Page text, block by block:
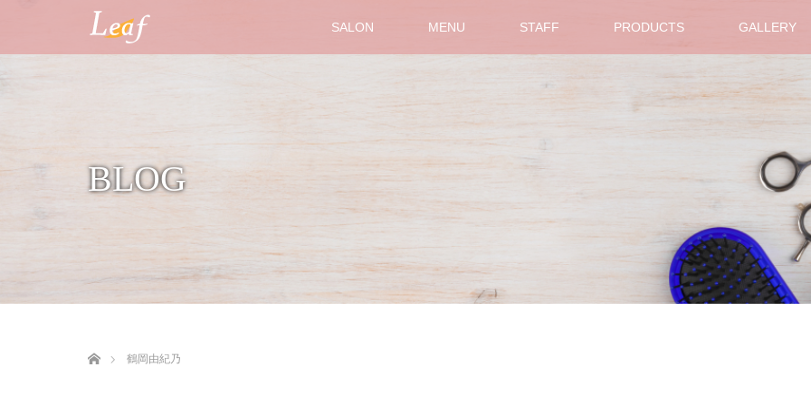
SALON MENU STAFF PRODUCTS GALLERY
BLOG
鶴岡由紀乃